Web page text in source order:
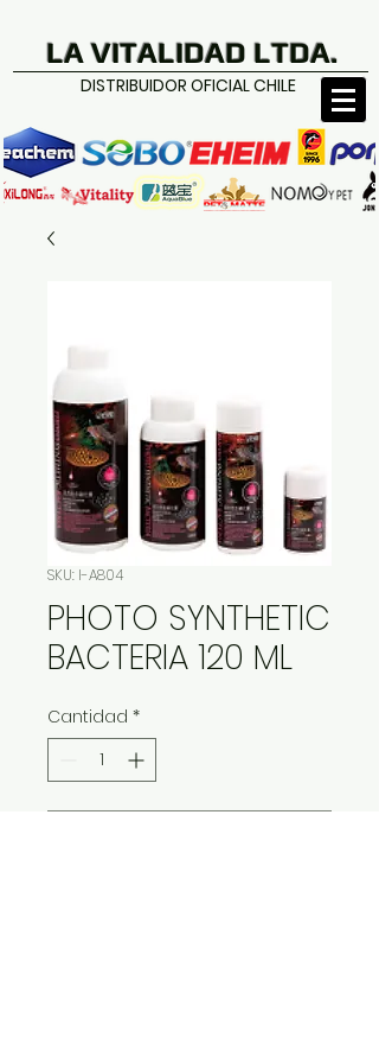
LA VITALIDAD LTDA.
DISTRIBUIDOR OFICIAL CHILE
SKU: I-A804
PHOTO SYNTHETIC
BACTERIA 120 ML
Cantidad *